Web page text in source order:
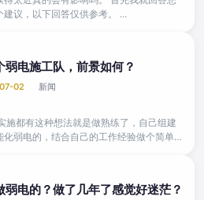
第一个问题，弱电怎么走的几个建议，以下回答仅供参考。 ...
弱电施工队，前景如何？
02 新闻
施都有这种想法就是做熟练了，自己组建
弱电的，结合自己的工作经验做个简单分
弱电的？做了几年了感觉好迷茫？